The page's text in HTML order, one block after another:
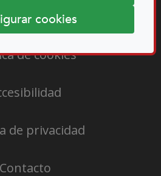
cookies
legal
de cookies
de privacidad
Contacto